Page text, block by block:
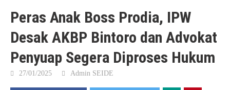
Peras Anak Boss Prodia, IPW
Desak AKBP Bintoro dan Advokat
Penyuap Segera Diproses Hukum
27/01/2025 Admin SEIDE